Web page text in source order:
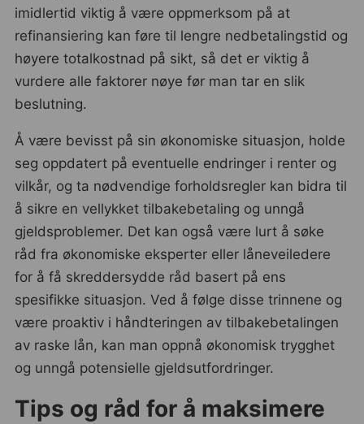
imidlertid viktig å være oppmerksom på at
refinansiering kan føre til lengre nedbetalingstid og
høyere totalkostnad på sikt, så det er viktig å
vurdere alle faktorer nøye før man tar en slik
beslutning.
Å være bevisst på sin økonomiske situasjon, holde
seg oppdatert på eventuelle endringer i renter og
vilkår, og ta nødvendige forholdsregler kan bidra til
å sikre en vellykket tilbakebetaling og unngå
gjeldsproblemer. Det kan også være lurt å søke
råd fra økonomiske eksperter eller låneveiledere
for å få skreddersydde råd basert på ens
spesifikke situasjon. Ved å følge disse trinnene og
være proaktiv i håndteringen av tilbakebetalingen
av raske lån, kan man oppnå økonomisk trygghet
og unngå potensielle gjeldsutfordringer.
Tips og råd for å maksimere